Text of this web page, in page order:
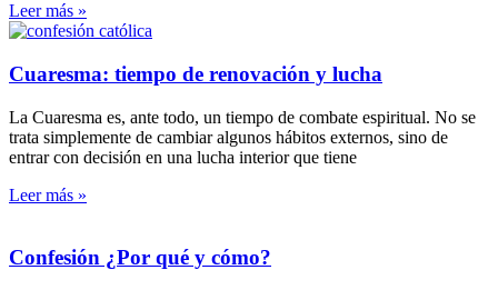
Leer más »
Cuaresma: tiempo de renovación y lucha
La Cuaresma es, ante todo, un tiempo de combate espiritual. No se
trata simplemente de cambiar algunos hábitos externos, sino de
entrar con decisión en una lucha interior que tiene
Leer más »
Confesión ¿Por qué y cómo?